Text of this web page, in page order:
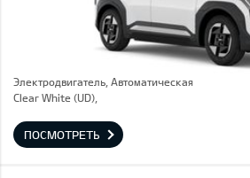
Электродвигатель, Автоматическая
Clear White (UD),
ПОСМОТРЕТЬ